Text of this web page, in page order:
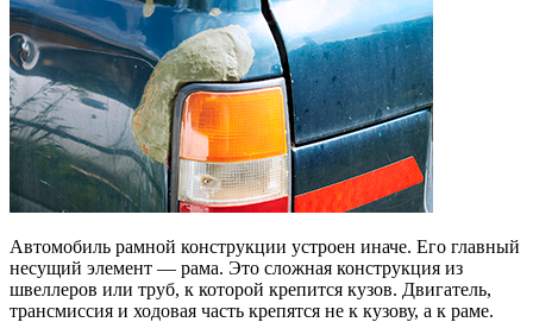
Автомобиль рамной конструкции устроен иначе. Его главный
несущий элемент — рама. Это сложная конструкция из
швеллеров или труб, к которой крепится кузов. Двигатель,
трансмиссия и ходовая часть крепятся не к кузову, а к раме.